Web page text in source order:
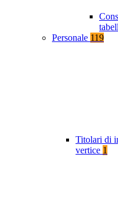
Personale 119
Titolari di
vertice 1